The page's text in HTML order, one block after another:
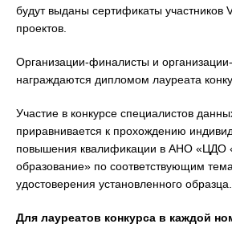
будут выданы сертификаты участников
проектов.
Организации-финалисты и
награждаются дипломом лауреата
Участие в конкурсе специалистов
приравнивается к прохождению
повышения квалификации в АНО «ЦДО
образование» по соответствующим
удостоверения установленного образца.
Для лауреатов конкурса в каждой